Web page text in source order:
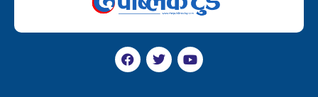
F
a
c
T
w
i
Y
o
u